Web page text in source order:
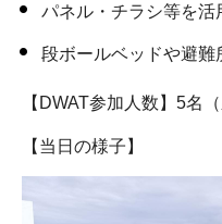
パネル・チラシ等を活
段ボールベッドや避難
【DWAT参加人数】5名
【当日の様子】